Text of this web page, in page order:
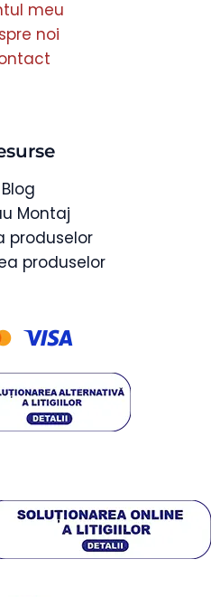
meu
noi
Blog
Montaj
produselor
produselor